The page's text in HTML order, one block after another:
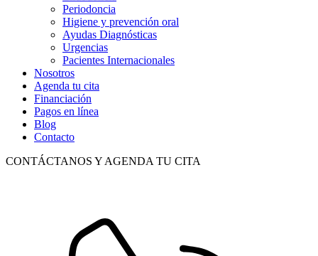
Periodoncia
Higiene y prevención oral
Ayudas Diagnósticas
Urgencias
Pacientes Internacionales
Nosotros
Agenda tu cita
Financiación
Pagos en línea
Blog
Contacto
CONTÁCTANOS Y AGENDA TU CITA